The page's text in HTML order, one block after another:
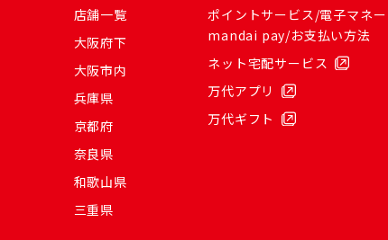
店舗一覧
大阪府下
大阪市内
兵庫県
京都府
奈良県
和歌山県
三重県
ポイントサービス/電子マネー
mandai pay/お支払い方法
ネット宅配サービス
万代アプリ
万代ギフト